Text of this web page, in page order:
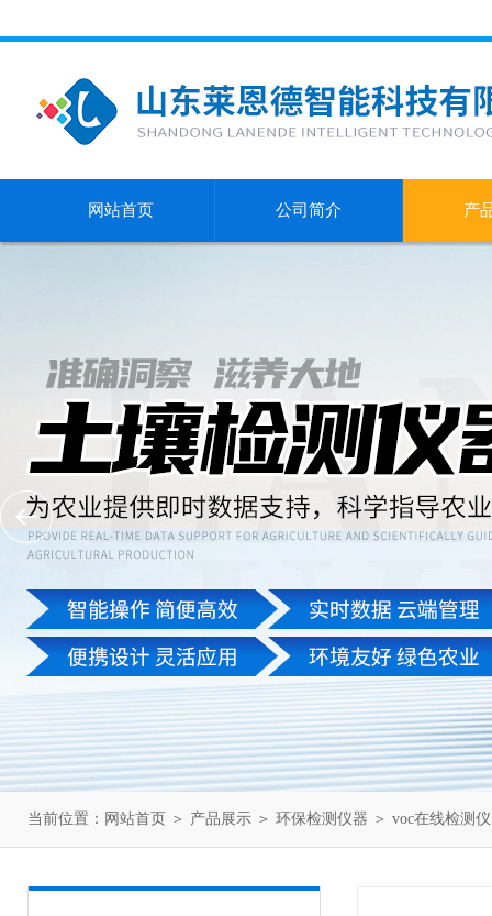
网站首页 公司简介 产
当前位置： 网站首页 ＞ 产品展示 ＞ 环保检测仪器 ＞ voc在线检测仪